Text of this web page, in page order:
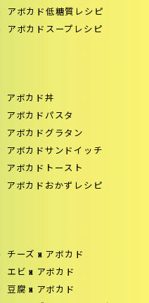
アボカド低糖質レシピ
アボカドスープレシピ
アボカド丼
アボカドパスタ
アボカドグラタン
アボカドサンドイッチ
アボカドトースト
アボカドおかずレシピ
チーズ x アボカド
エビ x アボカド
豆腐 x アボカド